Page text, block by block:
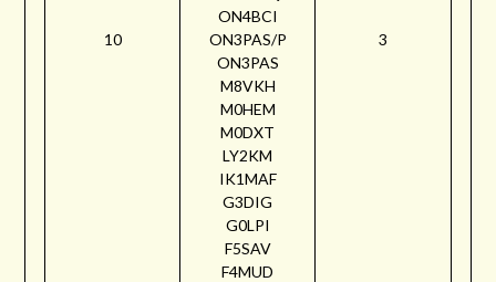
10
ON4BCI
ON3PAS/P
ON3PAS
M8VKH
M0HEM
M0DXT
LY2KM
IK1MAF
G3DIG
G0LPI
F5SAV
F4MUD
3